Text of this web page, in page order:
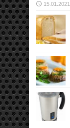
15.01.2021